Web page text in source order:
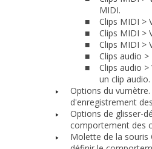
MIDI.
■ Clips MIDI >
■ Clips MIDI >
■ Clips MIDI >
■ Clips audio >
■ Clips audio
un clip audio.
Options du vumètre.
d'enregistrement
Options de glisser-
comportement des
Molette de la souris